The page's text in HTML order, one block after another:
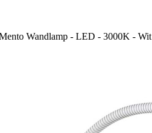
Wandlamp - LED - 3000K - Wit